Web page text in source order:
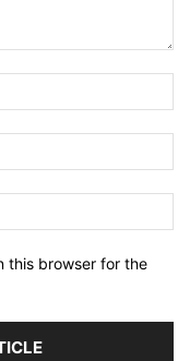
this browser for the